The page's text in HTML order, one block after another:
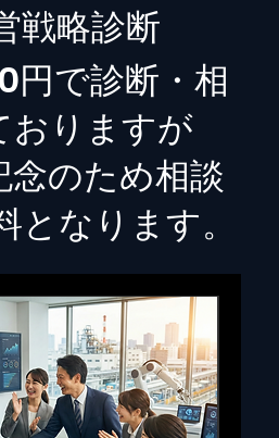
戦略診断
円で診断・相
おりますが
念のため相談
となります。